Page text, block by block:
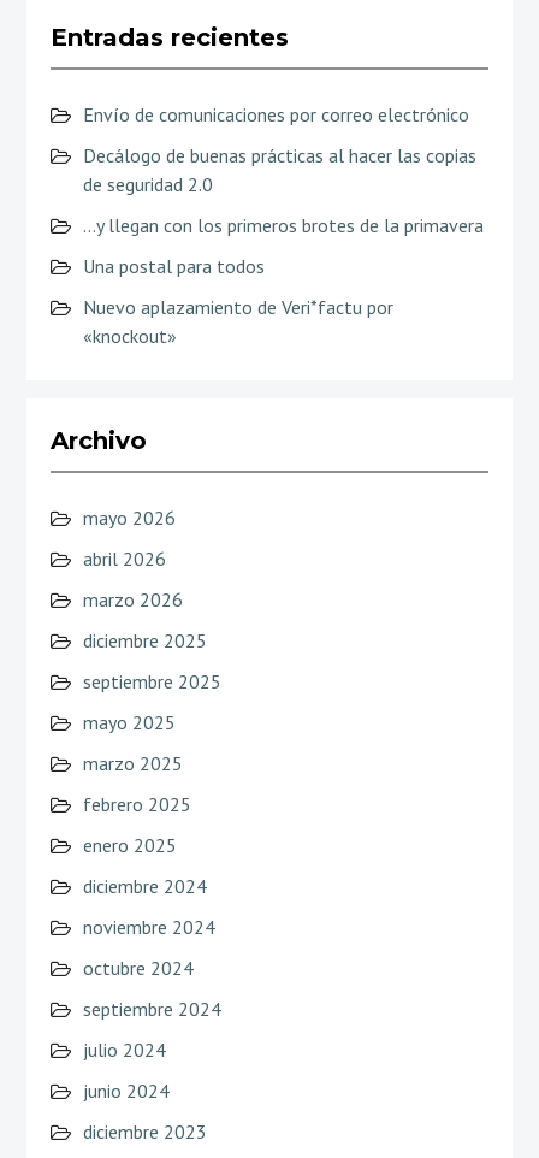
Entradas recientes
Envío de comunicaciones por correo electrónico
Decálogo de buenas prácticas al hacer las copias
de seguridad 2.0
…y llegan con los primeros brotes de la primavera
Una postal para todos
Nuevo aplazamiento de Veri*factu por
«knockout»
Archivo
mayo 2026
abril 2026
marzo 2026
diciembre 2025
septiembre 2025
mayo 2025
marzo 2025
febrero 2025
enero 2025
diciembre 2024
noviembre 2024
octubre 2024
septiembre 2024
julio 2024
junio 2024
diciembre 2023